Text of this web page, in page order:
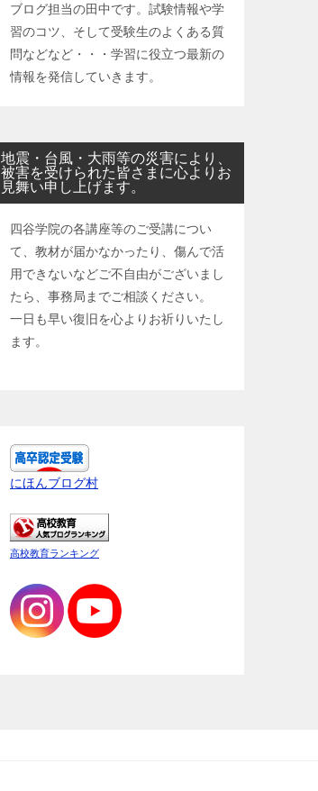
ブログ担当の田中です。試験情報や学
習のコツ、そして受験生のよくある質
問などなど・・・学習に役立つ最新の
情報を発信していきます。
地震・台風・大雨等の災害により、
被害を受けられた皆さまに心よりお
見舞い申し上げます。
四谷学院の各講座等のご受講につい
て、教材が届かなかったり、傷んで活
用できないなどご不自由がございまし
たら、事務局までご相談ください。
一日も早い復旧を心よりお祈りいたし
ます。
にほんブログ村
高校教育ランキング